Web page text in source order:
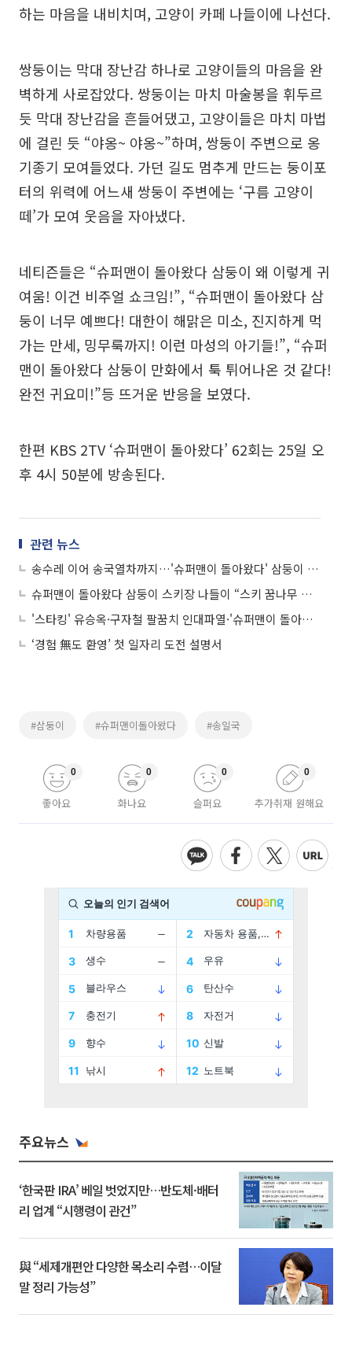
하는 마음을 내비치며, 고양이 카페 나들이에 나선다.
쌍둥이는 막대 장난감 하나로 고양이들의 마음을 완
벽하게 사로잡았다. 쌍둥이는 마치 마술봉을 휘두르
듯 막대 장난감을 흔들어댔고, 고양이들은 마치 마법
에 걸린 듯 “야옹~ 야옹~”하며, 쌍둥이 주변으로 옹
기종기 모여들었다. 가던 길도 멈추게 만드는 둥이포
터의 위력에 어느새 쌍둥이 주변에는 ‘구름 고양이
떼’가 모여 웃음을 자아냈다.
네티즌들은 “슈퍼맨이 돌아왔다 삼둥이 왜 이렇게 귀
여움! 이건 비주얼 쇼크임!”, “슈퍼맨이 돌아왔다 삼
둥이 너무 예쁘다! 대한이 해맑은 미소, 진지하게 먹
가는 만세, 밍무룩까지! 이런 마성의 아기들!”, “슈퍼
맨이 돌아왔다 삼둥이 만화에서 툭 튀어나온 것 같다!
완전 귀요미!”등 뜨거운 반응을 보였다.
한편 KBS 2TV ‘슈퍼맨이 돌아왔다’ 62회는 25일 오
후 4시 50분에 방송된다.
관련 뉴스
송수레 이어 송국열차까지…'슈퍼맨이 돌아왔다' 삼둥이 미소 만발 "재밌다"
슈퍼맨이 돌아왔다 삼둥이 스키장 나들이 “스키 꿈나무 대한 민국 만세”
'스타킹' 유승옥·구자철 팔꿈치 인대파열·'슈퍼맨이 돌아왔다' 삼둥이·'K팝스타4' 박혜수
‘경험 無도 환영’ 첫 일자리 도전 설명서
#삼둥이 #슈퍼맨이돌아왔다 #송일국
좋아요
0
화나요
0
슬퍼요
0
추가취재 원해요
0
주요뉴스
‘한국판 IRA’ 베일 벗었지만…반도체·배터
리 업계 “시행령이 관건”
與 “세제개편안 다양한 목소리 수렴…이달
말 정리 가능성”